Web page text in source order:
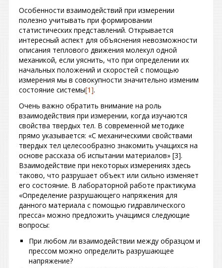
Особенности взаимодействий при измерении
полезно учитывать при формировании
статистических представлений. Открывается
интересный аспект для объяснения невозможности
описания теплового движения молекул одной
механикой, если уяснить, что при определении их
начальных положений и скоростей с помощью
измерения мы в совокупности значительно изменим
состояние системы[1].
Очень важно обратить внимание на роль
взаимодействия при измерении, когда изучаются
свойства твердых тел. В современной методике
прямо указывается: «С механическими свойствами
твердых тел целесообразно знакомить учащихся на
основе рассказа об испытании материалов» [3].
Взаимодействие при некоторых измерениях здесь
таково, что разрушает объект или сильно изменяет
его состояние. В лабораторной работе практикума
«Определение разрушающего напряжения для
данного материала с помощью гидравлического
пресса» можно предложить учащимся следующие
вопросы:
При любом ли взаимодействии между образцом и
прессом можно определить разрушающее
напряжение?